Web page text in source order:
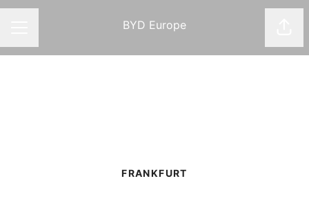
BYD Europe
FRANKFURT